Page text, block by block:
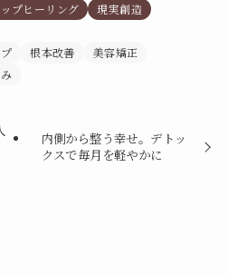
プヒーリング
現実創造
根本改善
美容矯正
内側から整う幸せ。デトッ
クスで毎月を軽やかに